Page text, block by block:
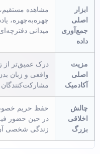
ابزار
اصلی
جمع‌آوری
داده
مشاهده
چهره‌به‌چهره،
میدانی
مزیت
اصلی
آکادمیک
درک عمیق‌تر از
واقعی و زبان
مشارکت‌کنندگان
چالش
اخلاقی
بزرگ
حفظ حریم
در حین حضور
زندگی شخصی